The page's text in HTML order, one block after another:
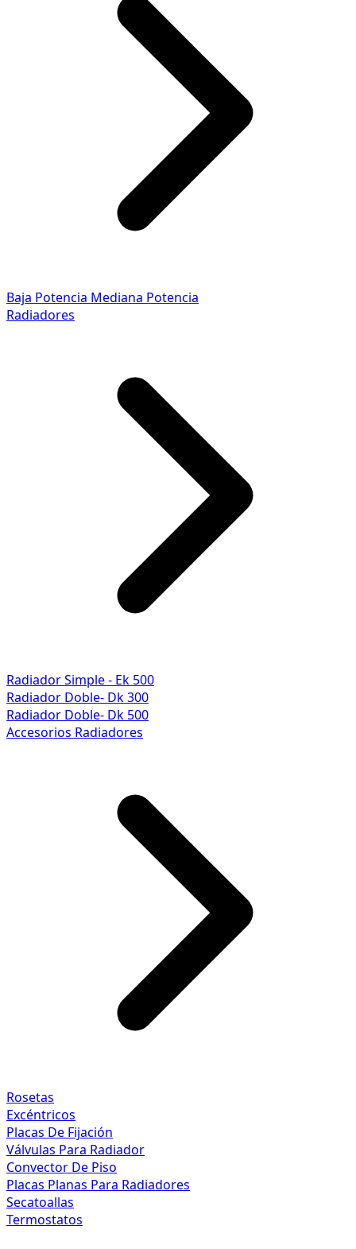
Baja Potencia Mediana Potencia
Radiadores
Radiador Simple - Ek 500
Radiador Doble- Dk 300
Radiador Doble- Dk 500
Accesorios Radiadores
Rosetas
Excéntricos
Placas De Fijación
Válvulas Para Radiador
Convector De Piso
Placas Planas Para Radiadores
Secatoallas
Termostatos